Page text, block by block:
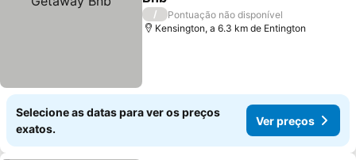
/
Pontuação não disponível
Kensington, a 6.3 km de Entington
Selecione as datas para ver os preços
exatos.
Ver preços